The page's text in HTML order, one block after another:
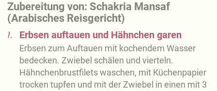
Zubereitung von: Schakria Mansaf
(Arabisches Reisgericht)
1. Erbsen auftauen und Hähnchen garen
Erbsen zum Auftauen mit kochendem Wasser
bedecken. Zwiebel schälen und vierteln.
Hähnchenbrustfilets waschen, mit Küchenpapier
trocken tupfen und mit der Zwiebel in einen mit 3